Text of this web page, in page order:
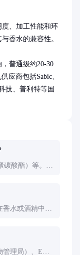
、加工性能和环
香水的兼容性。
普通级约20-30
应商包括Sabic、
技、普利特等国
酸酯）等。
香水或酒精中，
管理局）、EU